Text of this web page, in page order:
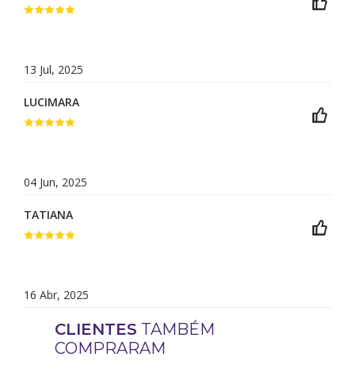
13 Jul, 2025
LUCIMARA
04 Jun, 2025
TATIANA
16 Abr, 2025
CLIENTES TAMBÉM
COMPRARAM